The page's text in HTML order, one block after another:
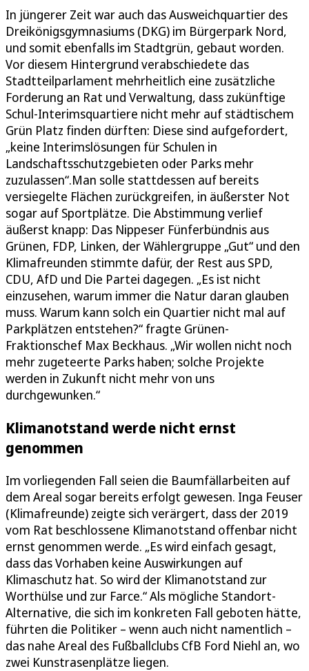
In jüngerer Zeit war auch das Ausweichquartier des
Dreikönigsgymnasiums (DKG) im Bürgerpark Nord,
und somit ebenfalls im Stadtgrün, gebaut worden.
Vor diesem Hintergrund verabschiedete das
Stadtteilparlament mehrheitlich eine zusätzliche
Forderung an Rat und Verwaltung, dass zukünftige
Schul-Interimsquartiere nicht mehr auf städtischem
Grün Platz finden dürften: Diese sind aufgefordert,
„keine Interimslösungen für Schulen in
Landschaftsschutzgebieten oder Parks mehr
zuzulassen“.Man solle stattdessen auf bereits
versiegelte Flächen zurückgreifen, in äußerster Not
sogar auf Sportplätze. Die Abstimmung verlief
äußerst knapp: Das Nippeser Fünferbündnis aus
Grünen, FDP, Linken, der Wählergruppe „Gut“ und den
Klimafreunden stimmte dafür, der Rest aus SPD,
CDU, AfD und Die Partei dagegen. „Es ist nicht
einzusehen, warum immer die Natur daran glauben
muss. Warum kann solch ein Quartier nicht mal auf
Parkplätzen entstehen?“ fragte Grünen-
Fraktionschef Max Beckhaus. „Wir wollen nicht noch
mehr zugeteerte Parks haben; solche Projekte
werden in Zukunft nicht mehr von uns
durchgewunken.“
Klimanotstand werde nicht ernst
genommen
Im vorliegenden Fall seien die Baumfällarbeiten auf
dem Areal sogar bereits erfolgt gewesen. Inga Feuser
(Klimafreunde) zeigte sich verärgert, dass der 2019
vom Rat beschlossene Klimanotstand offenbar nicht
ernst genommen werde. „Es wird einfach gesagt,
dass das Vorhaben keine Auswirkungen auf
Klimaschutz hat. So wird der Klimanotstand zur
Worthülse und zur Farce.“ Als mögliche Standort-
Alternative, die sich im konkreten Fall geboten hätte,
führten die Politiker – wenn auch nicht namentlich –
das nahe Areal des Fußballclubs CfB Ford Niehl an, wo
zwei Kunstrasenplätze liegen.